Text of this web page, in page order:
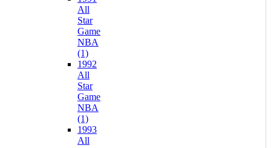
All
Star
Game
NBA
(1)
1992
All
Star
Game
NBA
(1)
1993
All